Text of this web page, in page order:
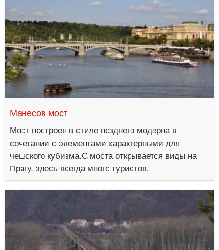
Манесов мост
Мост построен в стиле позднего модерна в
сочетании с элементами характерными для
чешского кубизма.С моста открывается виды на
Прагу, здесь всегда много туристов.